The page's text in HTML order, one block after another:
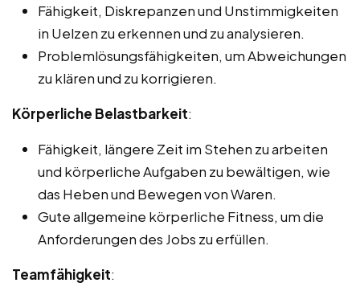
Fähigkeit, Diskrepanzen und Unstimmigkeiten
in Uelzen zu erkennen und zu analysieren.
Problemlösungsfähigkeiten, um Abweichungen
zu klären und zu korrigieren.
Körperliche Belastbarkeit:
Fähigkeit, längere Zeit im Stehen zu arbeiten
und körperliche Aufgaben zu bewältigen, wie
das Heben und Bewegen von Waren.
Gute allgemeine körperliche Fitness, um die
Anforderungen des Jobs zu erfüllen.
Teamfähigkeit: